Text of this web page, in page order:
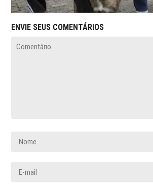
ENVIE SEUS COMENTÁRIOS